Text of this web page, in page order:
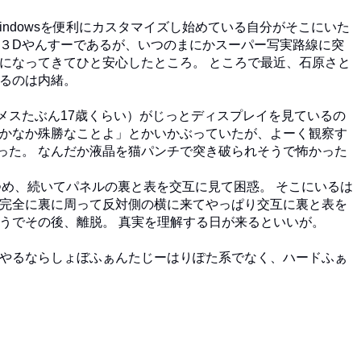
を便利にカスタマイズし始めている自分がそこにいた
Dやんすーであるが、いつのまにかスーパー写実路線に突
なってきてひと安心したところ。 ところで最近、石原さと
のは内緒。
たぶん17歳くらい）がじっとディスプレイを見ているの
なか殊勝なことよ」とかいかぶっていたが、よーく観察す
。 なんだか液晶を猫パンチで突き破られそうで怖かった
、続いてパネルの裏と表を交互に見て困惑。 そこにいるは
全に裏に周って反対側の横に来てやっぱり交互に裏と表を
その後、離脱。 真実を理解する日が来るといいが。
ならしょぼふぁんたじーはりぽた系でなく、ハードふぁ